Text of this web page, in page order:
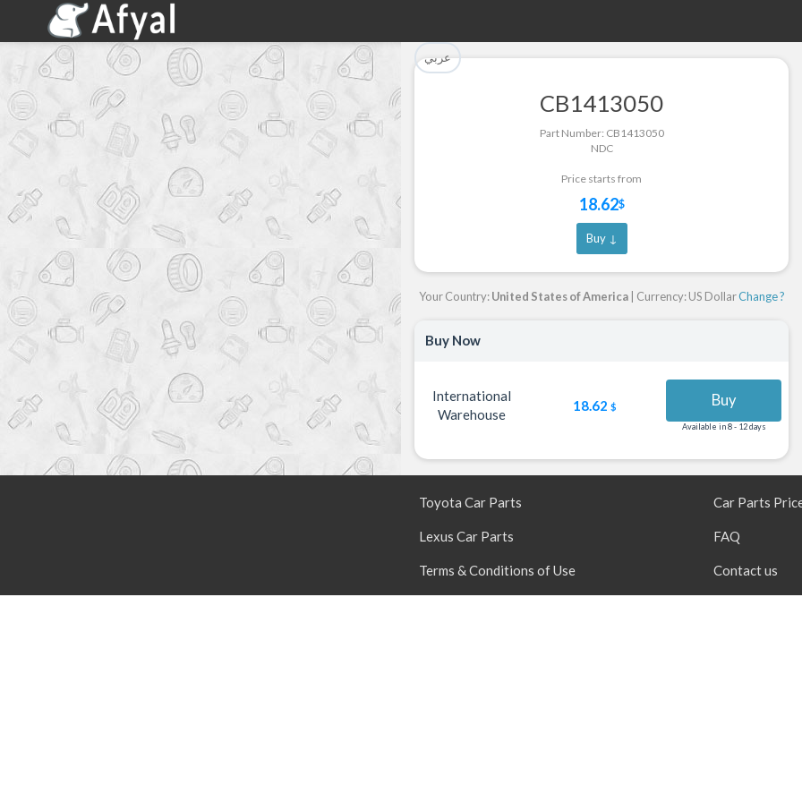
عربي
CB1413050
Part Number: CB1413050
NDC
Price starts from
18.62$
Buy ↓
Your Country:United States of America| Currency: US DollarChange ?
Buy Now
International
Warehouse
18.62 $ Buy
Available in 8 - 12 days
Part Successfully Selected
Part Added to Cart
Toyota Car Parts
Lexus Car Parts
Terms & Conditions of Use
Car Parts
FAQ
Contact us